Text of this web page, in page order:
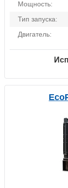
Мощность:
Тип запуска:
Двигатель: